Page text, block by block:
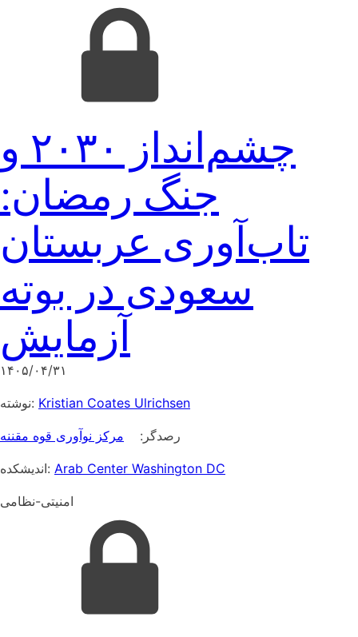
چشم‌انداز ۲۰۳۰ و
جنگ رمضان:
تاب‌آوری عربستان
سعودی در بوته
آزمایش
۱۴۰۵/۰۴/۳۱
نوشته: Kristian Coates Ulrichsen
رصدگر: مرکز نوآوری قوه مقننه
اندیشکده: Arab Center Washington DC
امنیتی-نظامی